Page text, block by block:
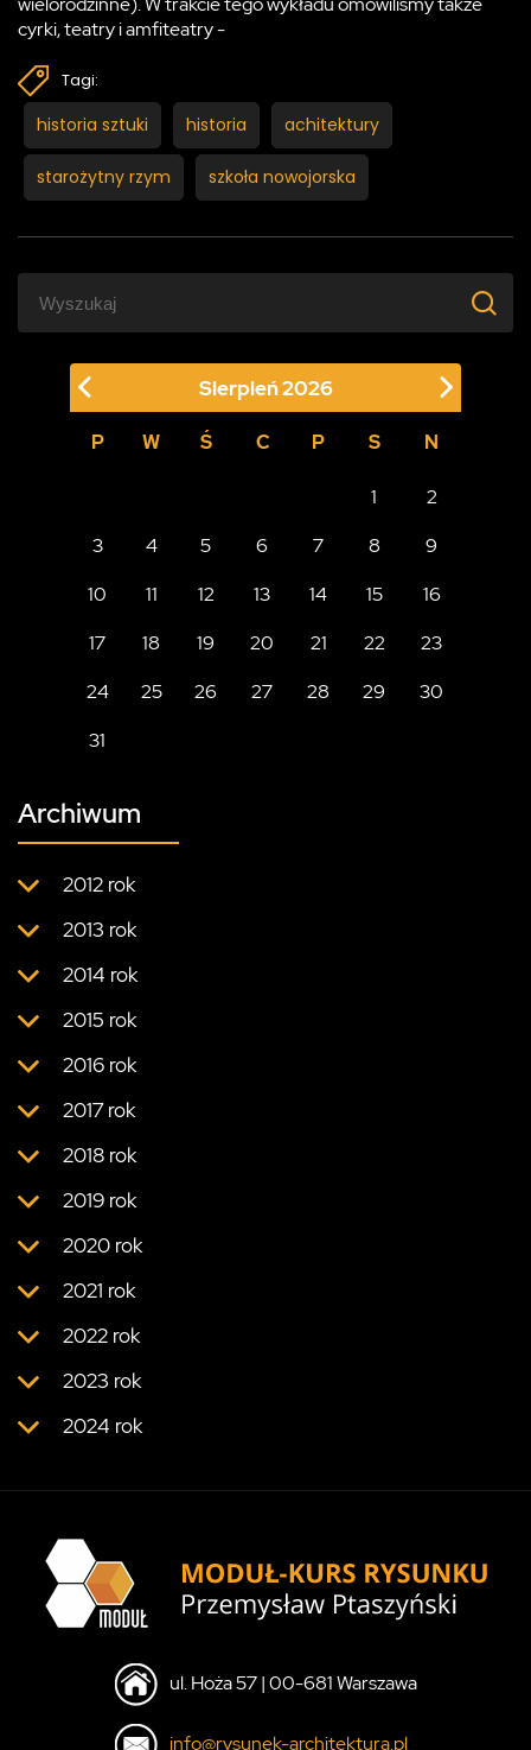
cyrki, teatry i amfiteatry -
Tagi:
historia sztuki historia achitektury
starożytny rzym szkoła nowojorska
Sierpień2026
P W Ś C P S N
1
2
3
4 5 6 7 8
9
10
11 12 13 14 15
16
17
18 19 20 21 22
23
24
25 26 27 28 29
30
31
Archiwum
2012 rok
2013 rok
2014 rok
2015 rok
2016 rok
2017 rok
2018 rok
2019 rok
2020 rok
2021 rok
2022 rok
2023 rok
2024 rok
ul. Hoża 57 | 00-681 Warszawa
info@rysunek-architektura.pl